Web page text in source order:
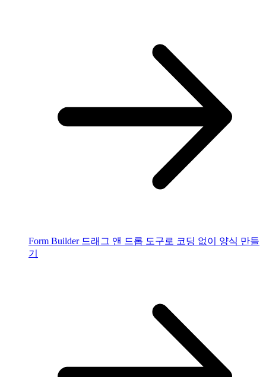
Form Builder 드래그 앤 드롭 도구로 코딩 없이 양식 만들
기